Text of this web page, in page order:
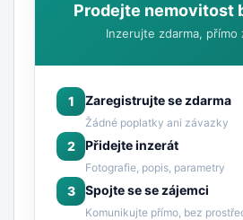
Prodejte nemovitost
Inzerujte zdarma, přímo
1 Zaregistrujte se zdarma
Žádné poplatky ani závazky
2 Přidejte inzerát
Fotografie, popis, parametry
3 Spojte se se zájemci
Komunikujte přímo, bez